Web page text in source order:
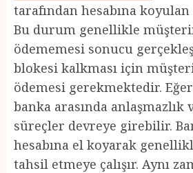
tarafından hesabına koyulan
Bu durum genellikle
ödememesi sonucu
blokesi kalkması için
ödemesi gerekmektedir.
banka arasında
süreçler devreye girebilir.
hesabına el koyarak
tahsil etmeye çalışır. Aynı